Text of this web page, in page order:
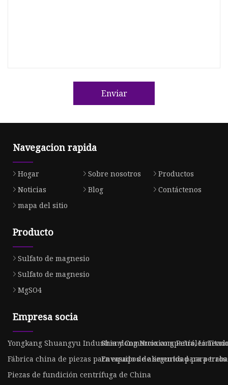
Enviar
Navegacion rapida
Hogar Sobre nosotros
Productos
Noticias
Blog
Contáctenos
mapa del sitio
Producto
Sulfato de magnesio
Sulfato de magnesio
MgSO4
Empresa socia
Yongkang Shuangyu Industria y Comercio compañía,
Shandong Nuoxiang Petróleo
Fábrica china de piezas para equipos de seguridad para
Envasado de alimentos para
Piezas de fundición centrífuga de China